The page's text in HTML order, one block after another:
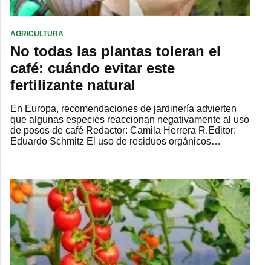
AGRICULTURA
No todas las plantas toleran el
café: cuándo evitar este
fertilizante natural
En Europa, recomendaciones de jardinería advierten
que algunas especies reaccionan negativamente al uso
de posos de café Redactor: Camila Herrera R.Editor:
Eduardo Schmitz El uso de residuos orgánicos…